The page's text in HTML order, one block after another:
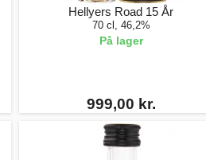
Hellyers Road 15 År
70 cl, 46,2%
På lager
999,00 kr.